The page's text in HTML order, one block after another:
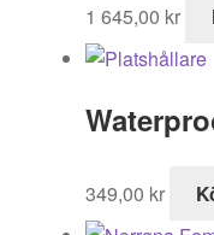
1 645,00 kr
349,00 kr